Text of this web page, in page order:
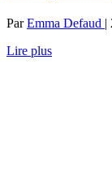
ParEmma Defaud |
Lire plus